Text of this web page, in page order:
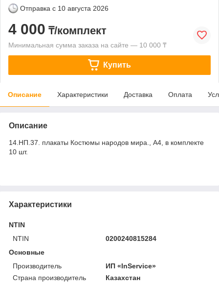
Отправка с 10 августа 2026
4 000 ₸/комплект
Минимальная сумма заказа на сайте — 10 000 ₸
Купить
Описание Характеристики Доставка Оплата
Описание
14.НП.37. плакаты Костюмы народов мира., А4, в комплекте
10 шт.
Характеристики
NTIN
NTIN
0200240815284
Основные
Производитель
ИП «InService»
Страна производитель
Казахстан